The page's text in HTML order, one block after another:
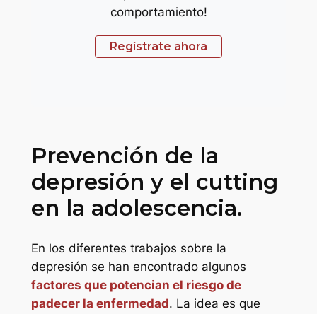
comportamiento!
Regístrate ahora
Prevención de la
depresión y el cutting
en la adolescencia.
En los diferentes trabajos sobre la
depresión se han encontrado algunos
factores que potencian el riesgo de
padecer la enfermedad. La idea es que